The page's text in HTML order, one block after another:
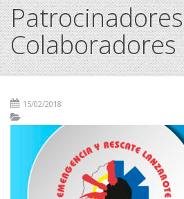
Patrocinadores
Colaboradores
15/02/2018